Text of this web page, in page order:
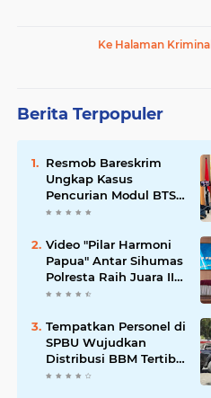
Ke Halaman Kriminal
Berita Terpopuler
Resmob Bareskrim
Ungkap Kasus
Pencurian Modul BTS
Senilai Rp.60 Miliar,
Video "Pilar Harmoni
Papua" Antar Sihumas
Polresta Raih Juara II
Lomba Video Kreatif
80
‎Tempatkan Personel di
SPBU Wujudkan
Distribusi BBM Tertib
Hadirkan Kenyamanan